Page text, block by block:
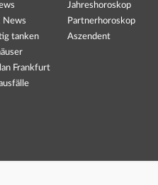
News
tanken
Frankfurt
Jahreshoroskop
Partnerhoroskop
Aszendent